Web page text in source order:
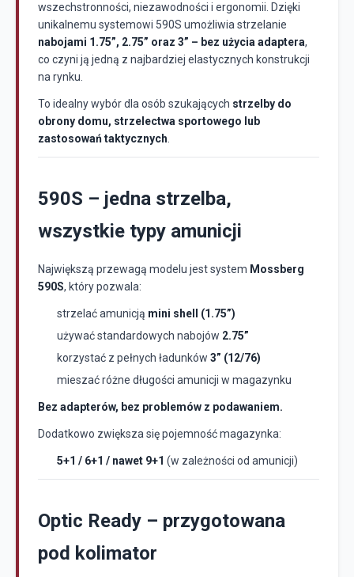
wszechstronności, niezawodności i ergonomii. Dzięki
unikalnemu systemowi 590S umożliwia strzelanie
nabojami 1.75”, 2.75” oraz 3” – bez użycia adaptera,
co czyni ją jedną z najbardziej elastycznych konstrukcji
na rynku.
To idealny wybór dla osób szukających strzelby do
obrony domu, strzelectwa sportowego lub
zastosowań taktycznych
590S – jedna strzelba,
wszystkie typy amunicji
Największą przewagą modelu jest system Mossberg
590S, który pozwala:
strzelać amunicją mini shell (1.75”)
używać standardowych nabojów 2.75”
korzystać z pełnych ładunków 3” (12/76)
mieszać różne długości amunicji w magazynku
Bez adapterów, bez problemów z podawaniem.
Dodatkowo zwiększa się pojemność magazynka:
5+1 / 6+1 / nawet 9+1 (w zależności od amunicji)
Optic Ready – przygotowana
pod kolimator